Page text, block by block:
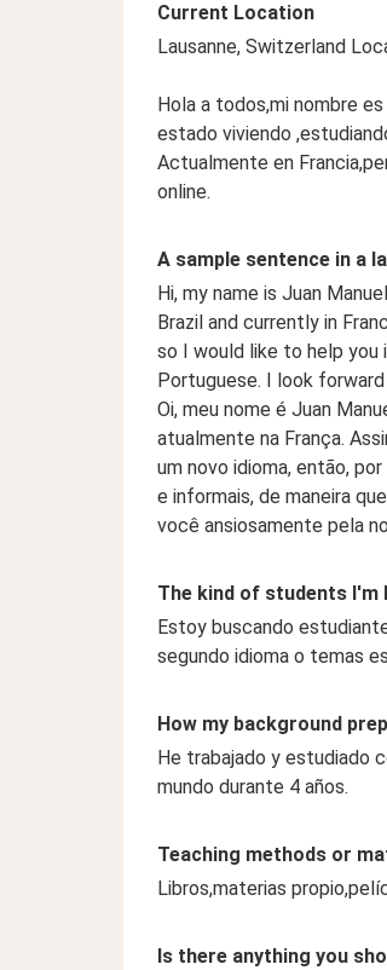
Current Location
Lausanne, Switzerland
Hola a todos,mi nombre
estado viviendo
Actualmente en
online.
A sample sentence in a
Hi, my name is Juan
Brazil and currently in
so I would like to help you
Portuguese. I look
Oi, meu nome é Juan
atualmente na França.
um novo idioma, então,
e informais, de maneira
você ansiosamente pela
The kind of students
Estoy buscando
segundo idioma o temas
How my background
He trabajado y estudiado
mundo durante 4 años.
Teaching methods or
Libros,materias
Is there anything you